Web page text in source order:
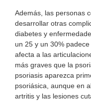
Además, las personas
desarrollar otras
diabetes y
un 25 y un 30%
afecta a las
más graves que la
psoriasis aparezca
psoriásica, aunque en
artritis y las lesiones